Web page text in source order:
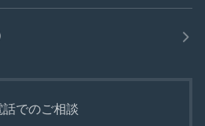
話でのご相談